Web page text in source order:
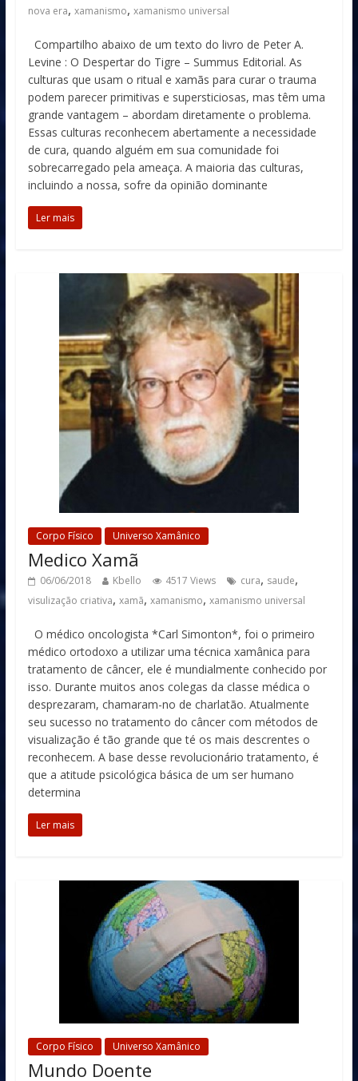
nova era, xamanismo, xamanismo universal
Compartilho abaixo de um texto do livro de Peter A.
Levine : O Despertar do Tigre – Summus Editorial. As
culturas que usam o ritual e xamãs para curar o trauma
podem parecer primitivas e supersticiosas, mas têm uma
grande vantagem – abordam diretamente o problema.
Essas culturas reconhecem abertamente a necessidade
de cura, quando alguém em sua comunidade foi
sobrecarregado pela ameaça. A maioria das culturas,
incluindo a nossa, sofre da opinião dominante
Ler mais
Corpo Físico Universo Xamânico
Medico Xamã
06/06/2018 Kbello 4517 Views cura, saude,
visulização criativa, xamã, xamanismo, xamanismo universal
O médico oncologista *Carl Simonton*, foi o primeiro
médico ortodoxo a utilizar uma técnica xamânica para
tratamento de câncer, ele é mundialmente conhecido por
isso. Durante muitos anos colegas da classe médica o
desprezaram, chamaram-no de charlatão. Atualmente
seu sucesso no tratamento do câncer com métodos de
visualização é tão grande que té os mais descrentes o
reconhecem. A base desse revolucionário tratamento, é
que a atitude psicológica básica de um ser humano
determina
Ler mais
Corpo Físico Universo Xamânico
Mundo Doente